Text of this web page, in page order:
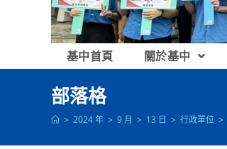
基中首頁 關於基中
部落格
> 2024 年 > 9 月 > 13 日 > 行政單位 >